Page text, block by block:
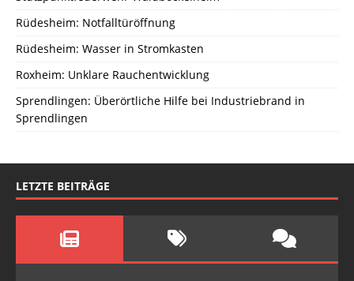
Rüdesheim: Notfalltüröffnung
Rüdesheim: Wasser in Stromkasten
Roxheim: Unklare Rauchentwicklung
Sprendlingen: Überörtliche Hilfe bei Industriebrand in
Sprendlingen
LETZTE BEITRÄGE